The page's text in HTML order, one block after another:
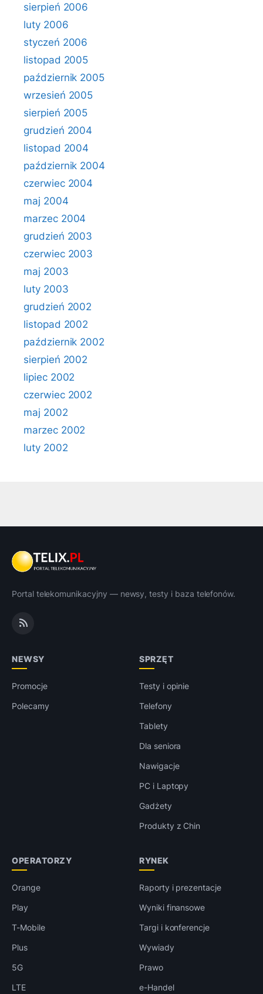
sierpień 2006
luty 2006
styczeń 2006
listopad 2005
październik 2005
wrzesień 2005
sierpień 2005
grudzień 2004
listopad 2004
październik 2004
czerwiec 2004
maj 2004
marzec 2004
grudzień 2003
czerwiec 2003
maj 2003
luty 2003
grudzień 2002
listopad 2002
październik 2002
sierpień 2002
lipiec 2002
czerwiec 2002
maj 2002
marzec 2002
luty 2002
Portal telekomunikacyjny — newsy, testy i baza telefonów.
NEWSY
Promocje
Polecamy
SPRZĘT
Testy i opinie
Telefony
Tablety
Dla seniora
Nawigacje
PC i Laptopy
Gadżety
Produkty z Chin
OPERATORZY
Orange
Play
T-Mobile
Plus
5G
LTE
RYNEK
Raporty i prezentacje
Wyniki finansowe
Targi i konferencje
Wywiady
Prawo
e-Handel